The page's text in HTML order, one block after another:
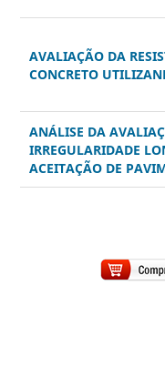
AVALIAÇÃO DA
CONCRETO
ANÁLISE DA
IRREGULARIDADE
ACEITAÇÃO DE